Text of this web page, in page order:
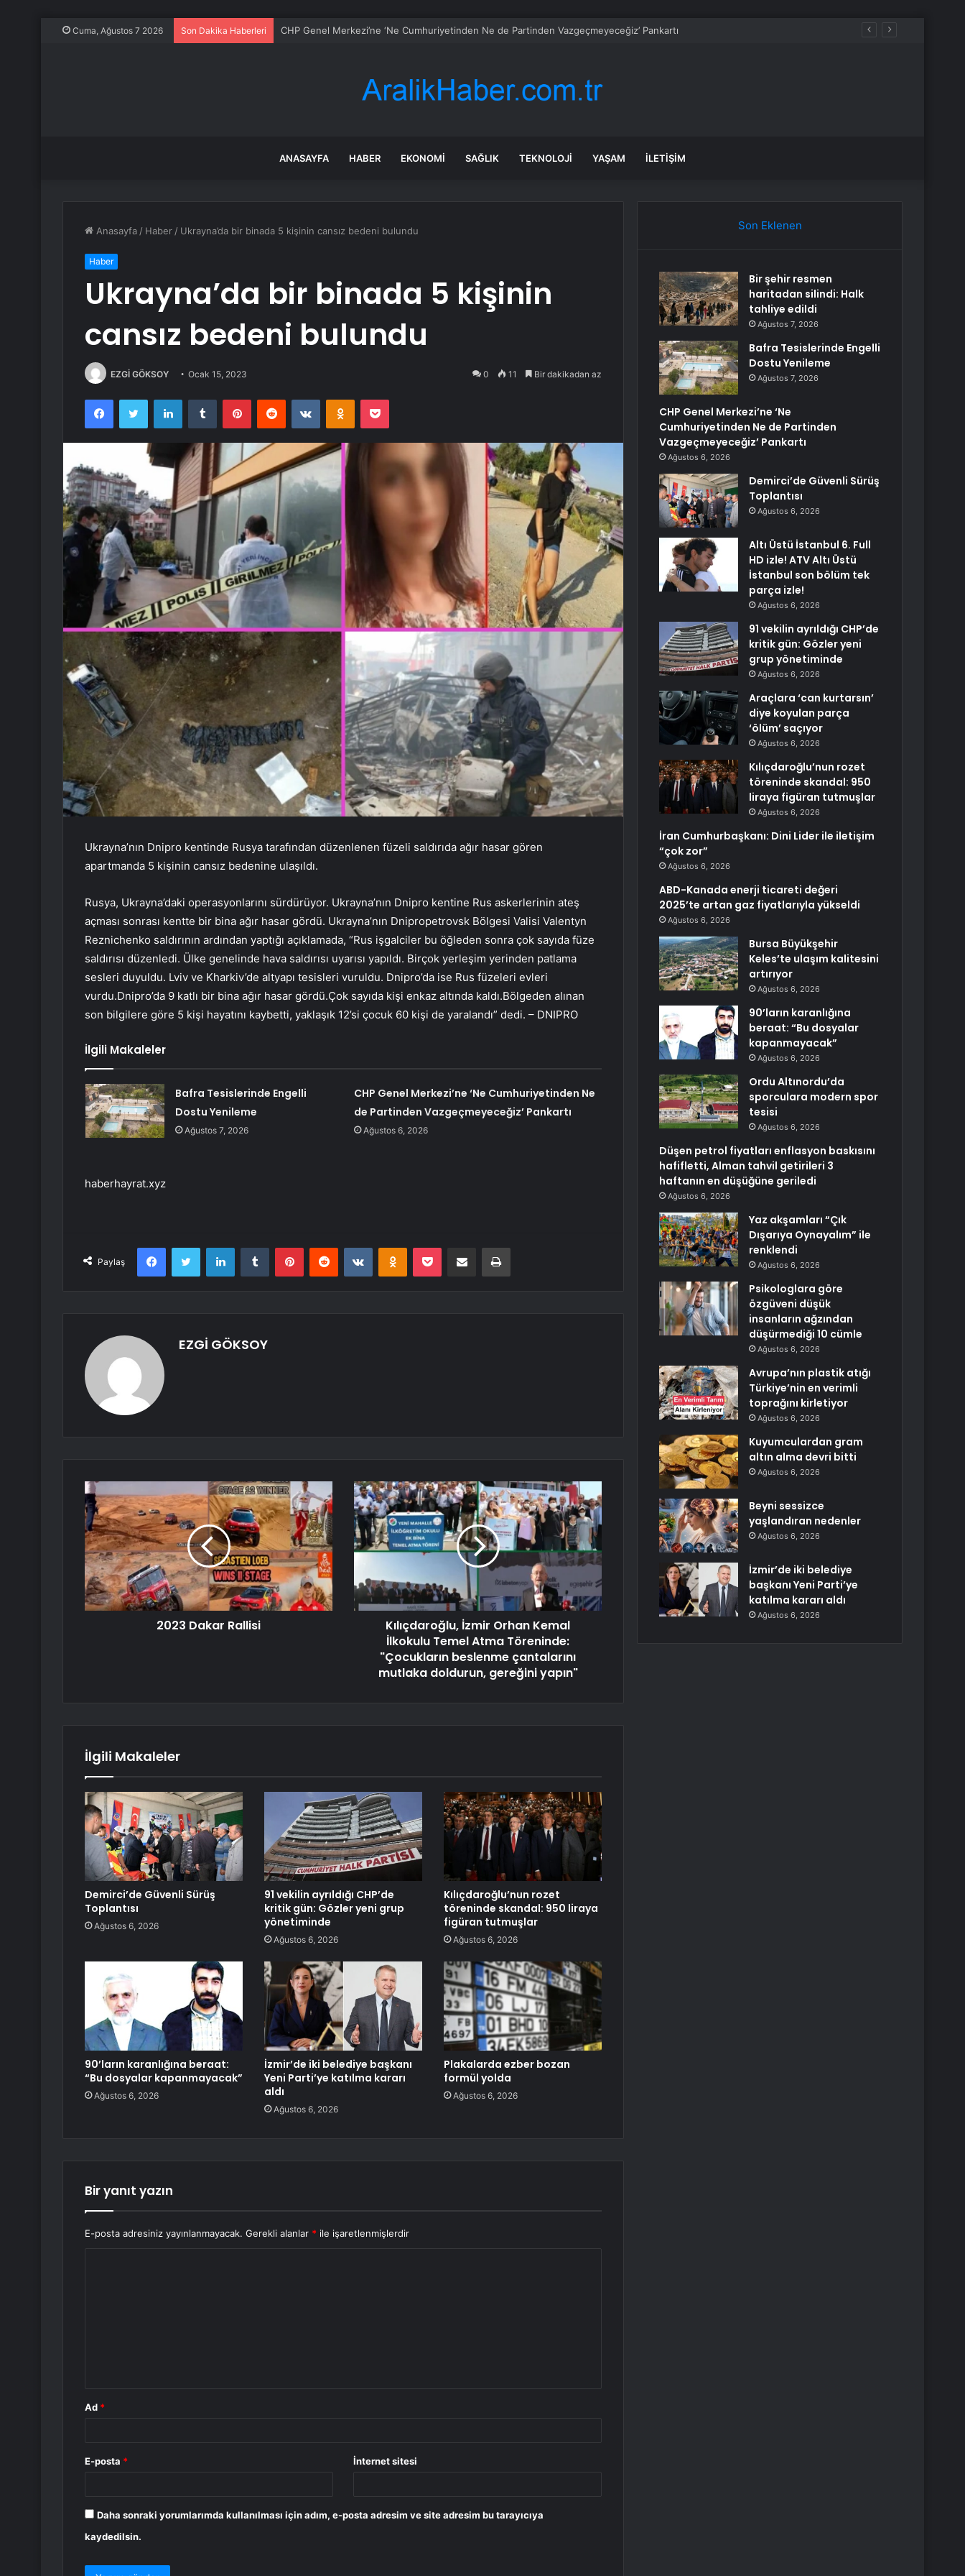
Cuma, Ağustos 7 2026 Son Dakika Haberleri CHP Genel Merkezi’ne ‘Ne Cumhuriyetinden Ne de Partinden Vazgeçmeyeceğiz’ Pankartı
ANASAYFA HABER EKONOMI SAĞLIK TEKNOLOJI YAŞAM İLETIŞIM
Anasayfa / Haber / Ukrayna’da bir binada 5 kişinin cansız bedeni bulundu
Haber
Ukrayna’da bir binada 5 kişinin
cansız bedeni bulundu
EZGİ GÖKSOY Ocak 15, 2023 0 11 Bir dakikadan az
FacebookTwitter LinkedInTumblr PinterestReddit VKontakteOdnoklassniki
Pocket
Ukrayna’nın Dnipro kentinde Rusya tarafından düzenlenen füzeli saldırıda ağır hasar gören
apartmanda 5 kişinin cansız bedenine ulaşıldı.
Rusya, Ukrayna’daki operasyonlarını sürdürüyor. Ukrayna’nın Dnipro kentine Rus askerlerinin ateş
açması sonrası kentte bir bina ağır hasar gördü. Ukrayna’nın Dnipropetrovsk Bölgesi Valisi Valentyn
Reznichenko saldırının ardından yaptığı açıklamada, “Rus işgalciler bu öğleden sonra çok sayıda füze
saldırısı düzenledi. Ülke genelinde hava saldırısı uyarısı yapıldı. Birçok yerleşim yerinden patlama
sesleri duyuldu. Lviv ve Kharkiv’de altyapı tesisleri vuruldu. Dnipro’da ise Rus füzeleri evleri
vurdu.Dnipro’da 9 katlı bir bina ağır hasar gördü.Çok sayıda kişi enkaz altında kaldı.Bölgeden alınan
son bilgilere göre 5 kişi hayatını kaybetti, yaklaşık 12’si çocuk 60 kişi de yaralandı” dedi. – DNIPRO
İlgili Makaleler
Bafra Tesislerinde Engelli
Dostu Yenileme
Ağustos 7, 2026
CHP Genel Merkezi’ne ‘Ne Cumhuriyetinden Ne
de Partinden Vazgeçmeyeceğiz’ Pankartı
Ağustos 6, 2026
haberhayrat.xyz
Paylaş
FacebookTwitter LinkedInTumblr PinterestReddit VKontakteOdnoklassniki
Pocket E-Posta ile paylaş Yazdır
EZGİ GÖKSOY
2023 Dakar Rallisi
Kılıçdaroğlu, İzmir Orhan Kemal
İlkokulu Temel Atma Töreninde:
"Çocukların beslenme çantalarını
mutlaka doldurun, gereğini yapın"
İlgili Makaleler
Demirci’de Güvenli Sürüş
Toplantısı
Ağustos 6, 2026
91 vekilin ayrıldığı CHP’de
kritik gün: Gözler yeni grup
yönetiminde
Ağustos 6, 2026
Kılıçdaroğlu’nun rozet
töreninde skandal: 950 liraya
figüran tutmuşlar
Ağustos 6, 2026
90’ların karanlığına beraat:
“Bu dosyalar kapanmayacak”
Ağustos 6, 2026
İzmir’de iki belediye başkanı
Yeni Parti’ye katılma kararı
aldı
Ağustos 6, 2026
Plakalarda ezber bozan
formül yolda
Ağustos 6, 2026
Bir yanıt yazın
E-posta adresiniz yayınlanmayacak. Gerekli alanlar * ile işaretlenmişlerdir
Ad *
E-posta * İnternet sitesi
Daha sonraki yorumlarımda kullanılması için adım, e-posta adresim ve site adresim bu tarayıcıya
kaydedilsin.
Son Eklenen
Bir şehir resmen
haritadan silindi: Halk
tahliye edildi
Ağustos 7, 2026
Bafra Tesislerinde Engelli
Dostu Yenileme
Ağustos 7, 2026
CHP Genel Merkezi’ne ‘Ne
Cumhuriyetinden Ne de Partinden
Vazgeçmeyeceğiz’ Pankartı
Ağustos 6, 2026
Demirci’de Güvenli Sürüş
Toplantısı
Ağustos 6, 2026
Altı Üstü İstanbul 6. Full
HD izle! ATV Altı Üstü
İstanbul son bölüm tek
parça izle!
Ağustos 6, 2026
91 vekilin ayrıldığı CHP’de
kritik gün: Gözler yeni
grup yönetiminde
Ağustos 6, 2026
Araçlara ‘can kurtarsın’
diye koyulan parça
‘ölüm’ saçıyor
Ağustos 6, 2026
Kılıçdaroğlu’nun rozet
töreninde skandal: 950
liraya figüran tutmuşlar
Ağustos 6, 2026
İran Cumhurbaşkanı: Dini Lider ile iletişim
“çok zor”
Ağustos 6, 2026
ABD-Kanada enerji ticareti değeri
2025’te artan gaz fiyatlarıyla yükseldi
Ağustos 6, 2026
Bursa Büyükşehir
Keles’te ulaşım kalitesini
artırıyor
Ağustos 6, 2026
90’ların karanlığına
beraat: “Bu dosyalar
kapanmayacak”
Ağustos 6, 2026
Ordu Altınordu’da
sporculara modern spor
tesisi
Ağustos 6, 2026
Düşen petrol fiyatları enflasyon baskısını
hafifletti, Alman tahvil getirileri 3
haftanın en düşüğüne geriledi
Ağustos 6, 2026
Yaz akşamları “Çık
Dışarıya Oynayalım” ile
renklendi
Ağustos 6, 2026
Psikologlara göre
özgüveni düşük
insanların ağzından
düşürmediği 10 cümle
Ağustos 6, 2026
Avrupa’nın plastik atığı
Türkiye’nin en verimli
toprağını kirletiyor
Ağustos 6, 2026
Kuyumculardan gram
altın alma devri bitti
Ağustos 6, 2026
Beyni sessizce
yaşlandıran nedenler
Ağustos 6, 2026
İzmir’de iki belediye
başkanı Yeni Parti’ye
katılma kararı aldı
Ağustos 6, 2026